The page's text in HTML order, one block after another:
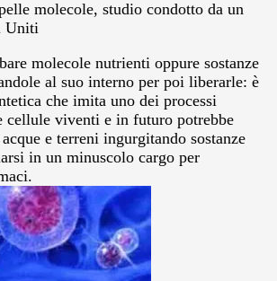
molecole, studio condotto da un
Uniti
molecole nutrienti oppure sostanze
al suo interno per poi liberarle: è
che imita uno dei processi
cellule viventi e in futuro potrebbe
e terreni ingurgitando sostanze
in un minuscolo cargo per